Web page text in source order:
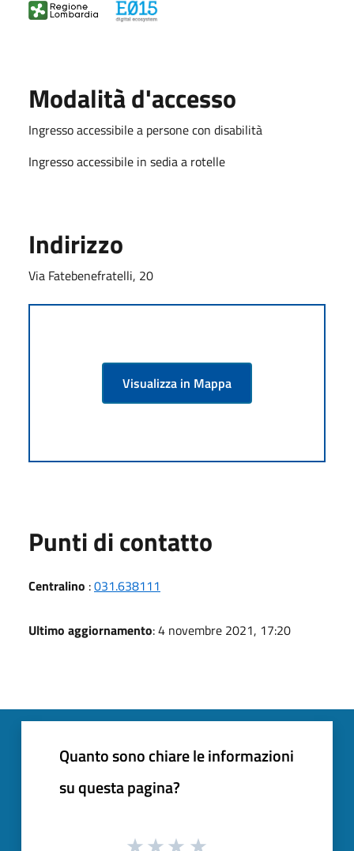
Modalità d'accesso
Ingresso accessibile a persone con disabilità
Ingresso accessibile in sedia a rotelle
Indirizzo
Via Fatebenefratelli, 20
Visualizza in Mappa
Punti di contatto
Centralino :031.638111
Ultimo aggiornamento: 4 novembre 2021, 17:20
Quanto sono chiare le informazioni
su questa pagina?